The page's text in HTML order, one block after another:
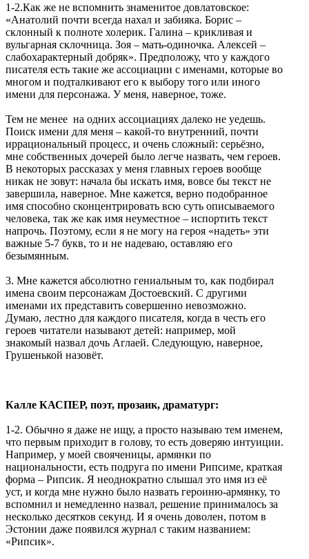
1-2.Как же не вспомнить знаменитое довлатовское:
«Анатолий почти всегда нахал и забияка. Борис –
склонный к полноте холерик. Галина – крикливая и
вульгарная склочница. Зоя – мать-одиночка. Алексей –
слабохарактерный добряк». Предположу, что у каждого
писателя есть такие же ассоциации с именами, которые во
многом и подталкивают его к выбору того или иного
имени для персонажа. У меня, наверное, тоже.
Тем не менее на одних ассоциациях далеко не уедешь.
Поиск имени для меня – какой-то внутренний, почти
иррациональный процесс, и очень сложный: серьёзно,
мне собственных дочерей было легче назвать, чем героев.
В некоторых рассказах у меня главных героев вообще
никак не зовут: начала бы искать имя, вовсе бы текст не
завершила, наверное. Мне кажется, верно подобранное
имя способно сконцентрировать всю суть описываемого
человека, так же как имя неуместное – испортить текст
напрочь. Поэтому, если я не могу на героя «надеть» эти
важные 5-7 букв, то и не надеваю, оставляю его
безымянным.
3. Мне кажется абсолютно гениальным то, как подбирал
имена своим персонажам Достоевский. С другими
именами их представить совершенно невозможно.
Думаю, лестно для каждого писателя, когда в честь его
героев читатели называют детей: например, мой
знакомый назвал дочь Аглаей. Следующую, наверное,
Грушенькой назовёт.
Калле КАСПЕР, поэт, прозаик, драматург:
1-2. Обычно я даже не ищу, а просто называю тем именем,
что первым приходит в голову, то есть доверяю интуиции.
Например, у моей свояченицы, армянки по
национальности, есть подруга по имени Рипсиме, краткая
форма – Рипсик. Я неоднократно слышал это имя из её
уст, и когда мне нужно было назвать героиню-армянку, то
вспомнил и немедленно назвал, решение принималось за
несколько десятков секунд. И я очень доволен, потом в
Эстонии даже появился журнал с таким названием:
«Рипсик».